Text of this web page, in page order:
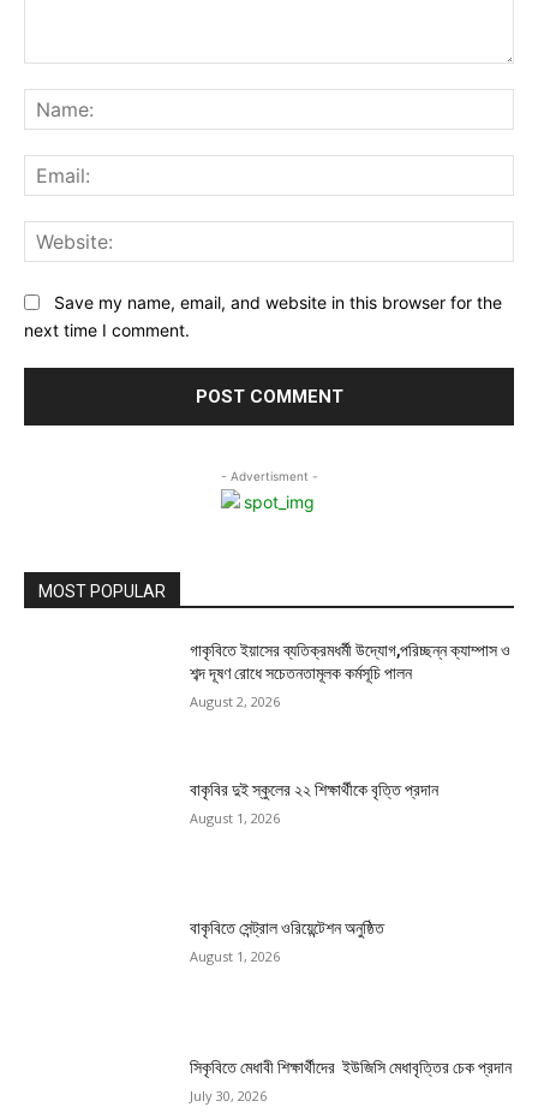
Save my name, email, and website in this browser for the
next time I comment.
- Advertisment -
MOST POPULAR
গাকৃবিতে ইয়াসের ব্যতিক্রমধর্মী উদ্যোগ,পরিচ্ছন্ন ক্যাম্পাস ও
শব্দ দূষণ রোধে সচেতনতামূলক কর্মসূচি পালন
August 2, 2026
বাকৃবির দুই স্কুলের ২২ শিক্ষার্থীকে বৃত্তি প্রদান
August 1, 2026
বাকৃবিতে সেন্ট্রাল ওরিয়েন্টেশন অনুষ্ঠিত
August 1, 2026
সিকৃবিতে মেধাবী শিক্ষার্থীদের ইউজিসি মেধাবৃত্তির চেক প্রদান
July 30, 2026